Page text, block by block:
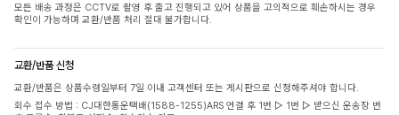
모든 배송 과정은 CCTV로 촬영 후 출고 진행되고 있어 상품을 고의적으로 훼손하시는 경우
확인이 가능하며 교환/반품 처리 절대 불가합니다.
교환/반품 신청
교환/반품은 상품수령일부터 7일 이내 고객센터 또는 게시판으로 신청해주셔야 합니다.
회수 접수 방법 : CJ대한통운택배(1588-1255)ARS 연결 후 1번 ▷ 1번 ▷ 받으신 운송장 번